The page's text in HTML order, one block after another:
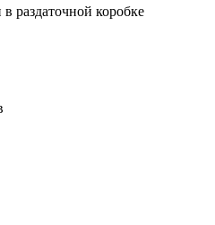
раздаточной коробке